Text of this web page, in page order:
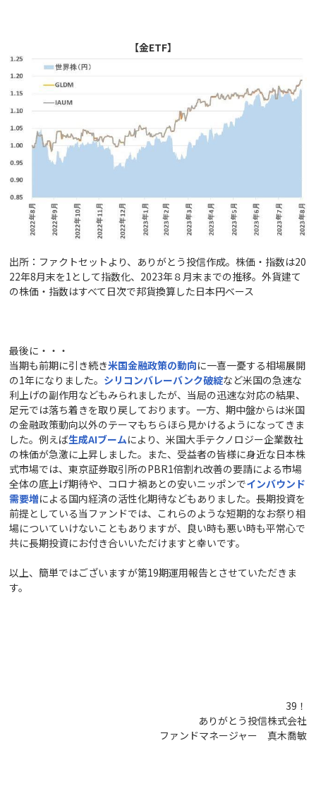
【金ETF】
出所：ファクトセットより、ありがとう投信作成。株価・指数は20
22年8月末を1として指数化、2023年８月末までの推移。外貨建て
の株価・指数はすべて日次で邦貨換算した日本円ベース
最後に・・・
当期も前期に引き続き米国金融政策の動向に一喜一憂する相場展開
の1年になりました。 シリコンバレーバンク破綻など米国の急速な
利上げの副作用などもみられましたが、当局の迅速な対応の結果、
足元では落ち着きを取り戻しております。一方、期中盤からは米国
の金融政策動向以外のテーマもちらほら見かけるようになってきま
した。例えば生成AIブームにより、米国大手テクノロジー企業数社
の株価が急激に上昇しました。また、受益者の皆様に身近な日本株
式市場では、東京証券取引所のPBR1倍割れ改善の要請による市場
全体の底上げ期待や、コロナ禍あとの安いニッポンでインバウンド
需要増による国内経済の活性化期待などもありました。長期投資を
前提としている当ファンドでは、これらのような短期的なお祭り相
場についていけないこともありますが、良い時も悪い時も平常心で
共に長期投資にお付き合いいただけますと幸いです。
以上、簡単ではございますが第19期運用報告とさせていただきま
す。
39！
ありがとう投信株式会社
ファンドマネージャー 真木喬敏